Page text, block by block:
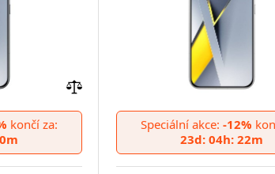
do
končí za:
Speciální akce: -12%
23d: 04h: 22m